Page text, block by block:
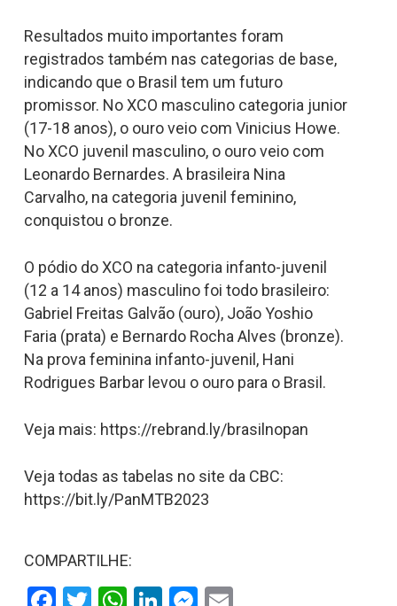
Resultados muito importantes foram
registrados também nas categorias de base,
indicando que o Brasil tem um futuro
promissor. No XCO masculino categoria junior
(17-18 anos), o ouro veio com Vinicius Howe.
No XCO juvenil masculino, o ouro veio com
Leonardo Bernardes. A brasileira Nina
Carvalho, na categoria juvenil feminino,
conquistou o bronze.
O pódio do XCO na categoria infanto-juvenil
(12 a 14 anos) masculino foi todo brasileiro:
Gabriel Freitas Galvão (ouro), João Yoshio
Faria (prata) e Bernardo Rocha Alves (bronze).
Na prova feminina infanto-juvenil, Hani
Rodrigues Barbar levou o ouro para o Brasil.
Veja mais: https://rebrand.ly/brasilnopan
Veja todas as tabelas no site da CBC:
https://bit.ly/PanMTB2023
COMPARTILHE: